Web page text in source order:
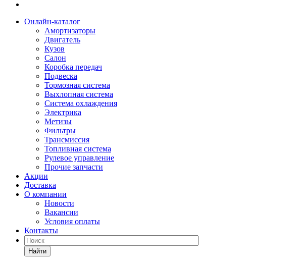
Онлайн-каталог
Амортизаторы
Двигатель
Кузов
Салон
Коробка передач
Подвеска
Тормозная система
Выхлопная система
Система охлаждения
Электрика
Метизы
Фильтры
Трансмиссия
Топливная система
Рулевое управление
Прочие запчасти
Акции
Доставка
О компании
Новости
Вакансии
Условия оплаты
Контакты
Найти